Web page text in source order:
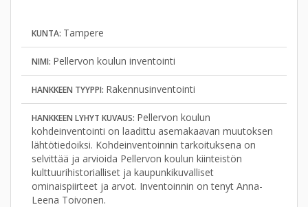
KUNTA: Tampere
NIMI: Pellervon koulun inventointi
HANKKEEN TYYPPI: Rakennusinventointi
HANKKEEN LYHYT KUVAUS: Pellervon koulun
kohdeinventointi on laadittu asemakaavan muutoksen
lähtötiedoiksi. Kohdeinventoinnin tarkoituksena on
selvittää ja arvioida Pellervon koulun kiinteistön
kulttuurihistorialliset ja kaupunkikuvalliset
ominaispiirteet ja arvot. Inventoinnin on tenyt Anna-
Leena Toivonen.